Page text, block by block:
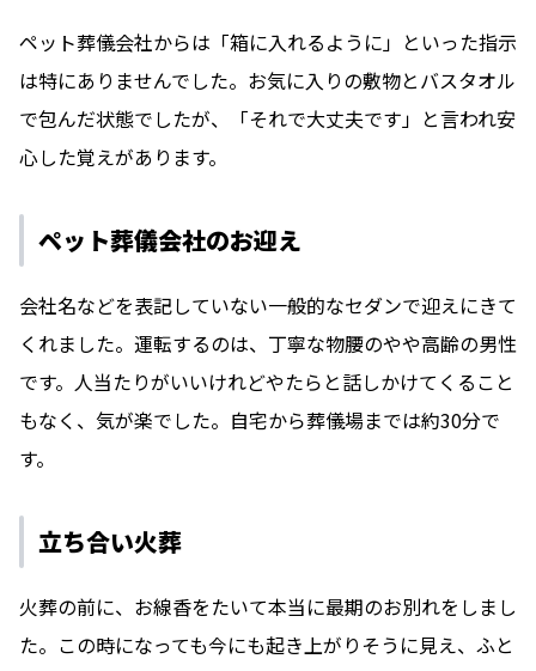
ペット葬儀会社からは「箱に入れるように」といった指示
は特にありませんでした。お気に入りの敷物とバスタオル
で包んだ状態でしたが、「それで大丈夫です」と言われ安
心した覚えがあります。
ペット葬儀会社のお迎え
会社名などを表記していない一般的なセダンで迎えにきて
くれました。運転するのは、丁寧な物腰のやや高齢の男性
です。人当たりがいいけれどやたらと話しかけてくること
もなく、気が楽でした。自宅から葬儀場までは約30分で
す。
立ち合い火葬
火葬の前に、お線香をたいて本当に最期のお別れをしまし
た。この時になっても今にも起き上がりそうに見え、ふと